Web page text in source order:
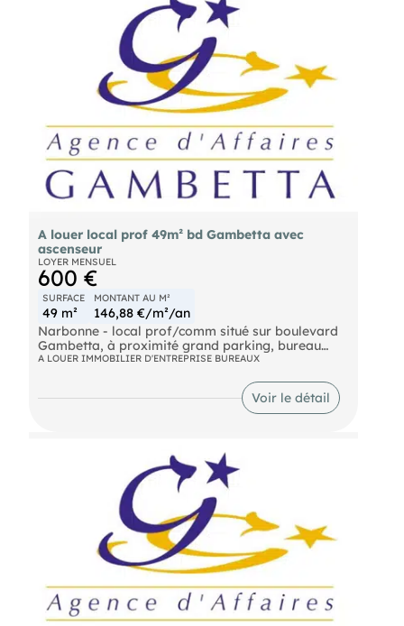
A louer local prof 49m² bd Gambetta avec
ascenseur
LOYER MENSUEL
600 €
SURFACE
49 m²
MONTANT AU M²
146,88 €/m²/an
Narbonne - local prof/comm situé sur boulevard
Gambetta, à proximité grand parking, bureau
desservi par un ascenseur aux normes PMR,
sanitaire, très lumineux, climatisé, en parfait état
loyer : 600€/mois + charges
A LOUER IMMOBILIER D'ENTREPRISE BUREAUX
Voir le détail